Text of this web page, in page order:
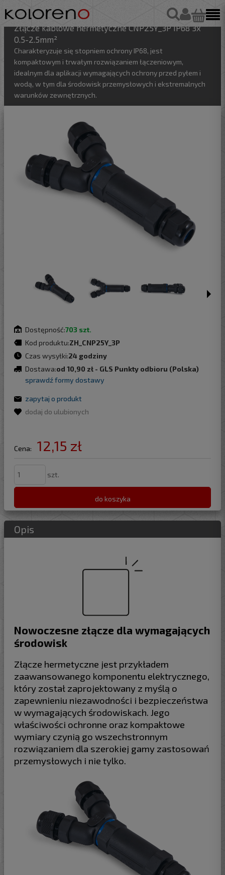
Złącze kablowe hermetyczne CNP25Y_3P IP68 3x
0.5-2.5mm²
Charakteryzuje się stopniem ochrony IP68, jest
kompaktowym i trwałym rozwiązaniem łączeniowym,
idealnym dla aplikacji wymagających ochrony przed pyłem i
wodą, w tym dla środowisk przemysłowych i ekstremalnych
warunków zewnętrznych.
Dostępność:703 szt.
Kod produktu:ZH_CNP25Y_3P
Czas wysyłki:24 godziny
Dostawa:od 10,90 zł - GLS Punkty odbioru (Polska)
sprawdź formy dostawy
zapytaj o produkt
dodaj do ulubionych
Cena: 12,15 zł
szt.
do koszyka
Opis
Nowoczesne złącze dla wymagających
środowisk
Złącze hermetyczne jest przykładem
zaawansowanego komponentu elektrycznego,
który został zaprojektowany z myślą o
zapewnieniu niezawodności i bezpieczeństwa
w wymagających środowiskach. Jego
właściwości ochronne oraz kompaktowe
wymiary czynią go wszechstronnym
rozwiązaniem dla szerokiej gamy zastosowań
przemysłowych i nie tylko.